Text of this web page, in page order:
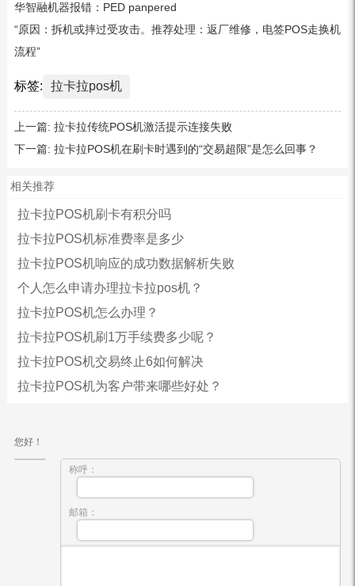
华智融机器报错：PED panpered
“原因：拆机或摔过受攻击。推荐处理：返厂维修，电签POS走换机
流程”
标签: 拉卡拉pos机
上一篇: 拉卡拉传统POS机激活提示连接失败
下一篇: 拉卡拉POS机在刷卡时遇到的“交易超限”是怎么回事？
相关推荐
拉卡拉POS机刷卡有积分吗
拉卡拉POS机标准费率是多少
拉卡拉POS机响应的成功数据解析失败
个人怎么申请办理拉卡拉pos机？
拉卡拉POS机怎么办理？
拉卡拉POS机刷1万手续费多少呢？
拉卡拉POS机交易终止6如何解决
拉卡拉POS机为客户带来哪些好处？
您好！
称呼：
邮箱：